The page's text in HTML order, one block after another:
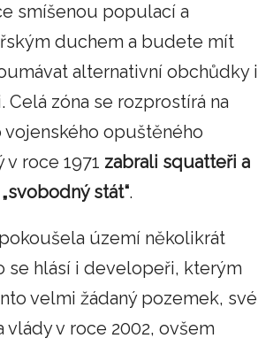
smíšenou populací a
duchem a budete mít
alternativní obchůdky i
Celá zóna se rozprostírá na
opuštěného
roce 1971 zabrali squatteři a
stát“.
území několikrát
se hlásí i developeři, kterým
velmi žádaný pozemek, své
vlády v roce 2002, ovšem